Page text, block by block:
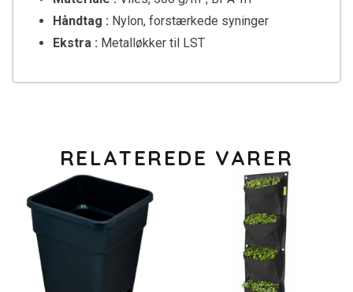
Håndtag : Nylon, forstærkede syninger
Ekstra : Metalløkker til LST
RELATEREDE VARER